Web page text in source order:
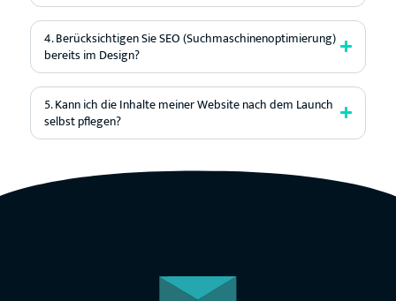
4. Berücksichtigen Sie SEO (Suchmaschinenoptimierung)
bereits im Design?
5. Kann ich die Inhalte meiner Website nach dem Launch
selbst pflegen?